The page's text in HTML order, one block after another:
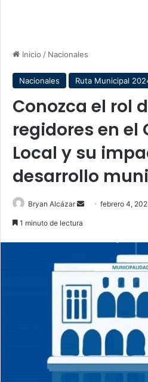
Inicio / Nacionales
Nacionales Ruta Municipal
Conozca el rol
regidores en el
Local y su
desarrollo
Bryan Alcázar
Sendfebrero 4,
1 minuto de lectura